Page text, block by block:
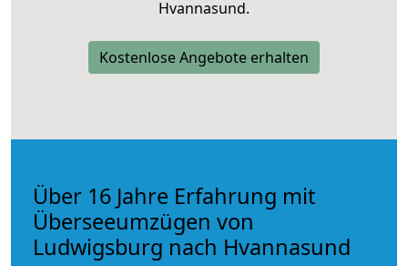
Hvannasund.
Kostenlose Angebote erhalten
Über 16 Jahre Erfahrung mit
Überseeumzügen von
Ludwigsburg nach Hvannasund